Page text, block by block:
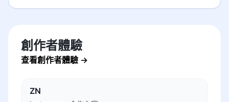
創作者體驗
查看創作者體驗 →
ZN